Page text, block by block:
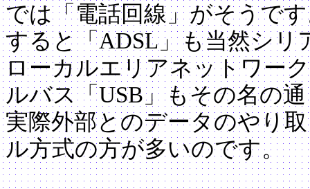
では「電話回線」がそうで
すると「ADSL」も当然シ
ローカルエリアネットワー
ルバス「USB」もその名の
実際外部とのデータのやり
ル方式の方が多いのです。